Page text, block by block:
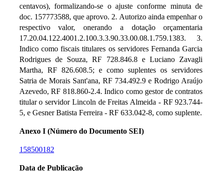
centavos), formalizando-se o ajuste conforme minuta de
doc. 157773588, que aprovo. 2. Autorizo ainda empenhar o
respectivo valor, onerando a dotação orçamentaria
17.20.04.122.4001.2.100.3.3.90.33.00.08.1.759.1383. 3.
Indico como fiscais titulares os servidores Fernanda Garcia
Rodrigues de Souza, RF 728.846.8 e Luciano Zavagli
Martha, RF 826.608.5; e como suplentes os servidores
Satria de Morais Sant'ana, RF 734.492.9 e Rodrigo Araújo
Azevedo, RF 818.860-2.4. Indico como gestor de contratos
titular o servidor Lincoln de Freitas Almeida - RF 923.744-
5, e Gesner Batista Ferreira - RF 633.042-8, como suplente.
Anexo I (Número do Documento SEI)
158500182
Data de Publicação